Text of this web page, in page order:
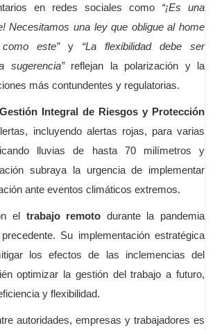
en redes sociales como “¡Es una
Necesitamos una ley que obligue al home
este”y “La flexibilidad debe ser
sugerencia”reflejan la polarización y la
más contundentes y regulatorias.
Integral de Riesgos y Protección
incluyendo alertas rojas, para varias
lluvias de hasta 70 milímetros y
subraya la urgencia de implementar
ante eventos climáticos extremos.
el trabajo remoto durante la pandemia
Su implementación estratégica
los efectos de las inclemencias del
optimizar la gestión del trabajo a futuro,
y flexibilidad.
autoridades, empresas y trabajadores es